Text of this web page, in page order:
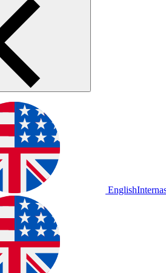
English